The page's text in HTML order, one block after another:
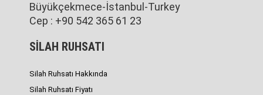
Büyükçekmece-İstanbul-Turkey
Cep : +90 542 365 61 23
SİLAH RUHSATI
Silah Ruhsatı Hakkında
Silah Ruhsatı Fiyatı